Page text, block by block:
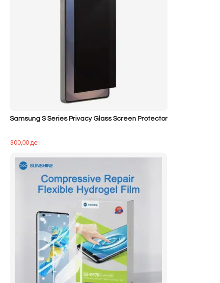
Samsung S Series Privacy Glass Screen Protector
300,00ден